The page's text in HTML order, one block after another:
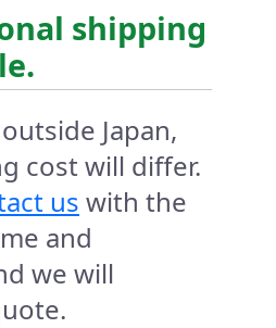
shipping
Japan,
cost will differ.
us with the
and
we will